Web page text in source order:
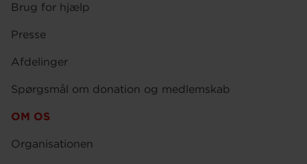
Brug for hjælp
Presse
Afdelinger
Spørgsmål om donation og medlemskab
OM OS
Organisationen